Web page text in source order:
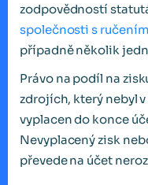
zodpovědností
společnosti s
případně několik
Právo na podíl na
zdrojích, který nebyl
vyplacen do konce
Nevyplacený zisk
převede na účet